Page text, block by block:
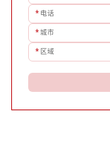
* 电话
*城市
* 区域